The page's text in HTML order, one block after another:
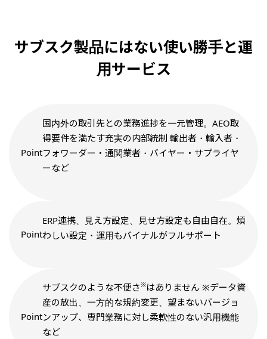
サブスク製品にはない使い勝手と運
用サービス
国内外の取引先との業務進捗を一元管理。AEO取
得要件を満たす充実の内部統制 輸出者・輸入者・
フォワーダー・通関業者・バイヤー・サプライヤ
ーなど
ERP連携、見え方設定、見せ方設定も自由自在。煩
わしい設定・運用もバイナルがフルサポート
サブスクのような不便さ※はありません ※データ資
産の放出、一方的な規約変更、望まないバージョ
ンアップ、専門業務に対し柔軟性のない汎用機能
など